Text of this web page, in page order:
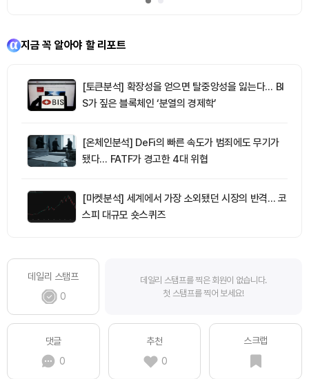
지금 꼭 알아야 할 리포트
[토큰분석] 확장성을 얻으면 탈중앙성을 잃는다… BI
S가 짚은 블록체인 ‘분열의 경제학’
[온체인분석] DeFi의 빠른 속도가 범죄에도 무기가
됐다… FATF가 경고한 4대 위협
[마켓분석] 세계에서 가장 소외됐던 시장의 반격… 코
스피 대규모 숏스퀴즈
데일리 스탬프
0
데일리 스탬프를 찍은 회원이 없습니다.
첫 스탬프를 찍어 보세요!
댓글
0
추천
0
스크랩